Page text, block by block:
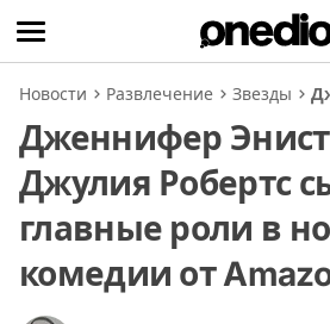
Новости Развлечение Звезды
Дженнифер
Джулия Робертс
главные роли в
комедии от